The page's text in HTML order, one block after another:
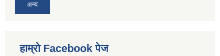
अन्य
हाम्राे Facebook पेज